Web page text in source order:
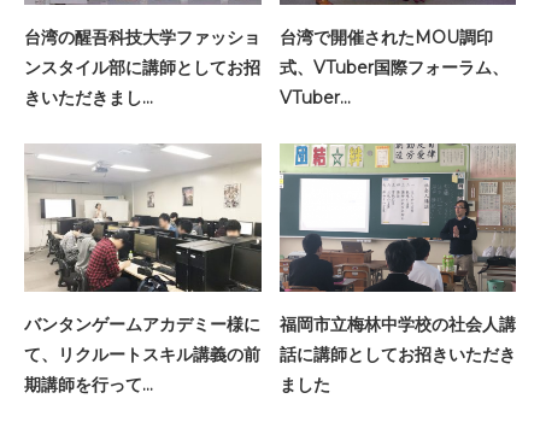
台湾の醒吾科技大学ファッショ
ンスタイル部に講師としてお招
きいただきまし…
台湾で開催されたMOU調印
式、VTuber国際フォーラム、
VTuber…
バンタンゲームアカデミー様に
て、リクルートスキル講義の前
期講師を行って…
福岡市立梅林中学校の社会人講
話に講師としてお招きいただき
ました